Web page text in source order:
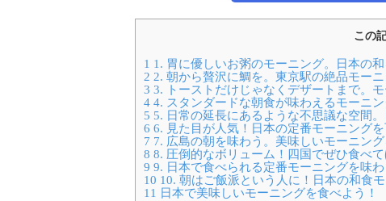
この
1 1. 胃に優しいお粥のモーニング。日本の和
2 2. 朝から贅沢に鯛を。東京駅の絶品モー
3 3. トーストだけじゃなくデザートまで。
4 4. スタンダードな朝食が味わえるモーニ
5 5. 日常の延長にあるような不思議な空間
6 6. 見た目が人気！日本の定番モーニング
7 7. 広島の朝を味わう。美味しいモーニン
8 8. 圧倒的なボリューム！四国でぜひ食べ
9 9. 日本で食べられる定番モーニングを味
10 10. 朝はご飯派という人に！日本の和食
11 日本で美味しいモーニングを食べよう！